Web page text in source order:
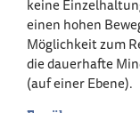
keine
einen hohen
Möglichkeit zum
die dauerhafte
(auf einer Ebene).